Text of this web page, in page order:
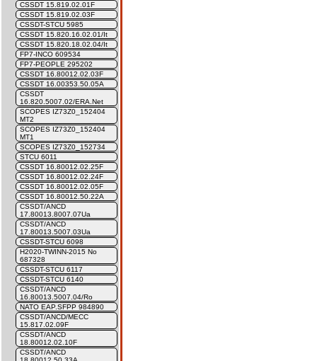
CSSDT 15.819.02.01F
CSSDT 15.819.02.03F
CSSDT-STCU 5985
CSSDT 15.820.16.02.01/It
CSSDT 15.820.18.02.04/It
FP7-INCO 609534
FP7-PEOPLE 295202
CSSDT 16.80012.02.03F
CSSDT 16.00353.50.05A
CSSDT
16.820.5007.02/ERA.Net
SCOPES IZ73Z0_152404
MT2
SCOPES IZ73Z0_152404
MT1
SCOPES IZ73Z0_152734
STCU 6011
CSSDT 16.80012.02.25F
CSSDT 16.80012.02.24F
CSSDT 16.80012.02.05F
CSSDT 16.80012.50.22A
CSSDT/ANCD
17.80013.8007.07Ua
CSSDT/ANCD
17.80013.5007.03Ua
CSSDT-STCU 6098
H2020-TWINN-2015 No
687328
CSSDT-STCU 6117
CSSDT-STCU 6140
CSSDT/ANCD
16.80013.5007.04/Ro
NATO EAP.SFPP 984890
CSSDT/ANCD/MECC
15.817.02.09F
CSSDT/ANCD
18.80012.02.10F
CSSDT/ANCD